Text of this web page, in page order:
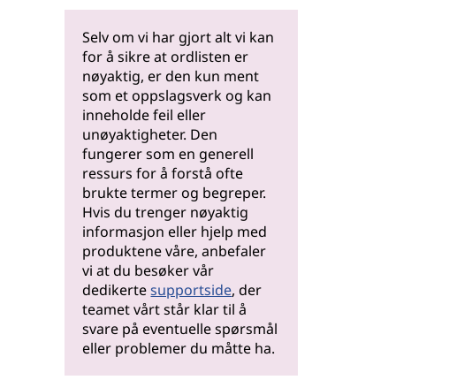
Selv om vi har gjort alt vi kan
for å sikre at ordlisten er
nøyaktig, er den kun ment
som et oppslagsverk og kan
inneholde feil eller
unøyaktigheter. Den
fungerer som en generell
ressurs for å forstå ofte
brukte termer og begreper.
Hvis du trenger nøyaktig
informasjon eller hjelp med
produktene våre, anbefaler
vi at du besøker vår
dedikertesupportside, der
teamet vårt står klar til å
svare på eventuelle spørsmål
eller problemer du måtte ha.